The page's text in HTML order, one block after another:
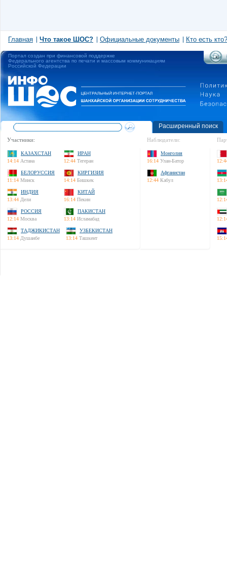
Главная Что такое ШОС? Официальные документы Кто есть кто?
Портал создан при финансовой поддержке
Федерального агентства по печати и массовым коммуникациям
Российской Федерации
Расширенный поиск
Участники:
КАЗАХСТАН
14:14 Астана
ИРАН
12:44 Тегеран
БЕЛОРУССИЯ
11:14 Минск
КИРГИЗИЯ
14:14 Бишкек
ИНДИЯ
13:44 Дели
КИТАЙ
16:14 Пекин
РОССИЯ
12:14 Москва
ПАКИСТАН
13:14 Исламабад
ТАДЖИКИСТАН
13:14 Душанбе
УЗБЕКИСТАН
13:14 Ташкент
Наблюдатели:
Монголия
16:14 Улан-Батор
Афганистан
12:44 Кабул